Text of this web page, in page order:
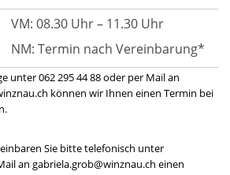
VM: 08.30 Uhr – 11.30 Uhr
NM: Termin nach Vereinbarung*
unter 062 295 44 88 oder per Mail an
können wir Ihnen einen Termin bei
Sie bitte telefonisch unter
an gabriela.grob@winznau.ch einen